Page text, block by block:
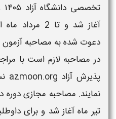
تخصصی دانشگاه آزاد ۱۴۰۵ ویژه متاخرین
آغاز شد و تا
دعوت‌ شده به مصاحبه آزمون
در مصاحبه لازم است با
پذیرش آزاد azmoon.org نسبت به
نمایند. مصاحبه مجازی دوره